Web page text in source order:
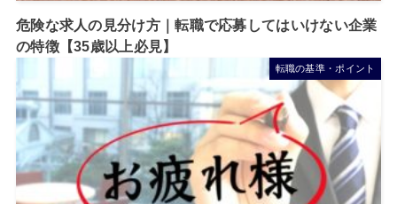
危険な求人の見分け方｜転職で応募してはいけない企業
の特徴【35歳以上必見】
転職の基準・ポイント